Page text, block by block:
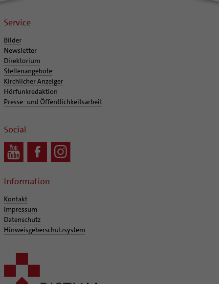
Service
Bilder
Newsletter
Direktorium
Stellenangebote
Kirchlicher Anzeiger
Hörfunkredaktion
Presse- und Öffentlichkeitsarbeit
Social
Information
Kontakt
Impressum
Datenschutz
Hinweisgeberschutzsystem